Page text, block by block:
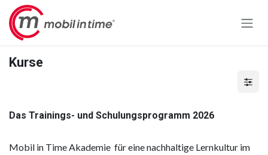
Zum Inhalt springen
Kurse
Das Trainings- und Schulungsprogramm 2026
Mobil in Time Akademie für eine nachhaltige Lernkultur im